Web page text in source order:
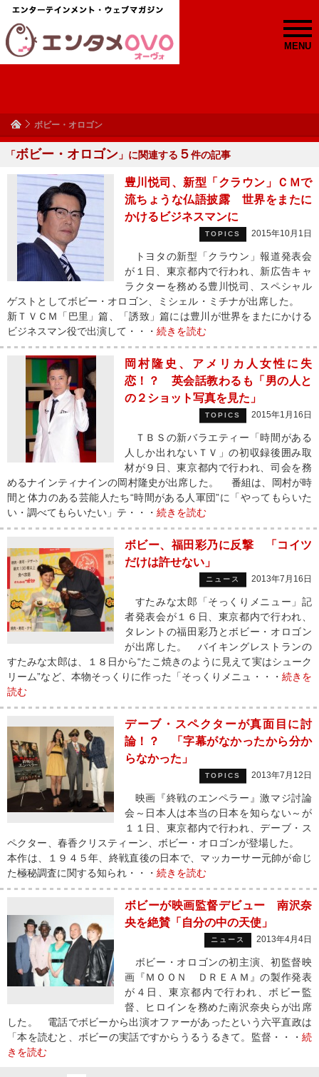
MENU
ボビー・オロゴン
「ボビー・オロゴン 」に関連する ５件の記事
豊川悦司、新型「クラウン」ＣＭで
流ちょうな仏語披露 世界をまたに
かけるビジネスマンに
TOPICS 2015年10月1日
トヨタの新型「クラウン」報道発表会
が１日、東京都内で行われ、新広告キャ
ラクターを務める豊川悦司、スペシャル
ゲストとしてボビー・オロゴン、ミシェル・ミチナが出席した。
新ＴＶＣＭ「巴里」篇、「誘致」篇には豊川が世界をまたにかける
ビジネスマン役で出演して・・・ 続きを読む
岡村隆史、アメリカ人女性に失
恋！？ 英会話教わるも「男の人と
の２ショット写真を見た」
TOPICS 2015年1月16日
ＴＢＳの新バラエティー「時間がある
人しか出れないＴＶ」の初収録後囲み取
材が９日、東京都内で行われ、司会を務
めるナインティナインの岡村隆史が出席した。 番組は、岡村が時
間と体力のある芸能人たち“時間がある人軍団”に「やってもらいた
い・調べてもらいたい」テ・・・ 続きを読む
ボビー、福田彩乃に反撃 「コイツ
だけは許せない」
ニュース 2013年7月16日
すたみな太郎「そっくりメニュー」記
者発表会が１６日、東京都内で行われ、
タレントの福田彩乃とボビー・オロゴン
が出席した。 バイキングレストランの
すたみな太郎は、１８日から“たこ焼きのように見えて実はシューク
リーム”など、本物そっくりに作った「そっくりメニュ・・・ 続きを
読む
デーブ・スペクターが真面目に討
論！？ 「字幕がなかったから分か
らなかった」
TOPICS 2013年7月12日
映画『終戦のエンペラー』激マジ討論
会～日本人は本当の日本を知らない～が
１１日、東京都内で行われ、デーブ・ス
ペクター、春香クリスティーン、ボビー・オロゴンが登場した。
本作は、１９４５年、終戦直後の日本で、マッカーサー元帥が命じ
た極秘調査に関する知られ・・・ 続きを読む
ボビーが映画監督デビュー 南沢奈
央を絶賛「自分の中の天使」
ニュース 2013年4月4日
ボビー・オロゴンの初主演、初監督映
画『ＭＯＯＮ ＤＲＥＡＭ』の製作発表
が４日、東京都内で行われ、ボビー監
督、ヒロインを務めた南沢奈央らが出席
した。 電話でボビーから出演オファーがあったという六平直政は
「本を読むと、ボビーの実話ですからうるうるきて。監督・・・ 続
きを読む